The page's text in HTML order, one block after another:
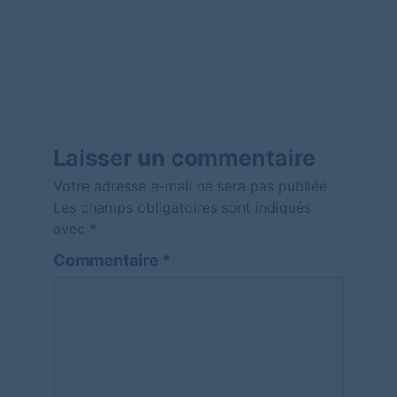
Laisser un commentaire
Votre adresse e-mail ne sera pas publiée.
Les champs obligatoires sont indiqués
avec *
Commentaire *